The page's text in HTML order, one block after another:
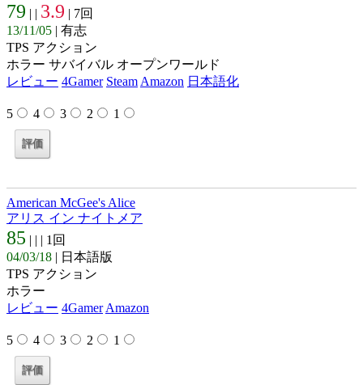
79 | | 3.9 | 7回
13/11/05 | 有志
TPS アクション
ホラー サバイバル オープンワールド
レビュー 4Gamer Steam Amazon 日本語化
5 4 3 2 1
American McGee's Alice
アリス イン ナイトメア
85 | | | 1回
04/03/18 | 日本語版
TPS アクション
ホラー
レビュー 4Gamer Amazon
5 4 3 2 1